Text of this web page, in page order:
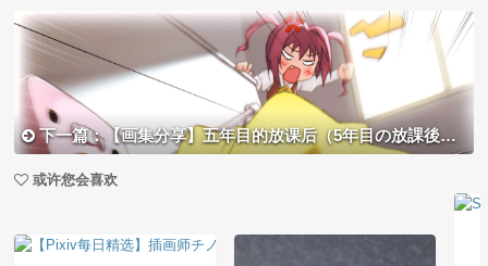
下一篇：【画集分享】五年目的放课后（5年目の放課後）系列萌图包 5.66G
或许您会喜欢